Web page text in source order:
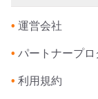
• 運営会社
• パートナープロ
• 利用規約